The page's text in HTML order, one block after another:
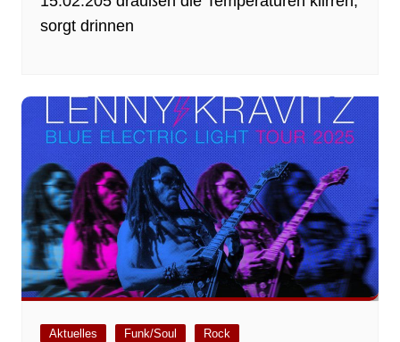
sorgt drinnen
Aktuelles Funk/Soul Rock